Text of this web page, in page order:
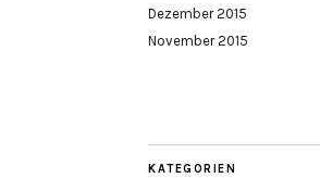
Dezember 2015
November 2015
KATEGORIEN